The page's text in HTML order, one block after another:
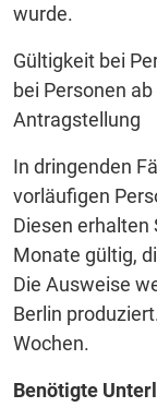
wurde.
Gültigkeit bei
bei Personen
Antragstellung
In dringenden
vorläufigen
Diesen erhalten
Monate gültig,
Die Ausweise
Berlin
Wochen.
Benötigte